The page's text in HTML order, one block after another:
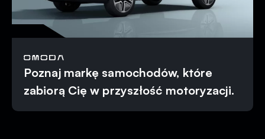
Poznaj markę samochodów, które
zabiorą Cię w przyszłość motoryzacji.